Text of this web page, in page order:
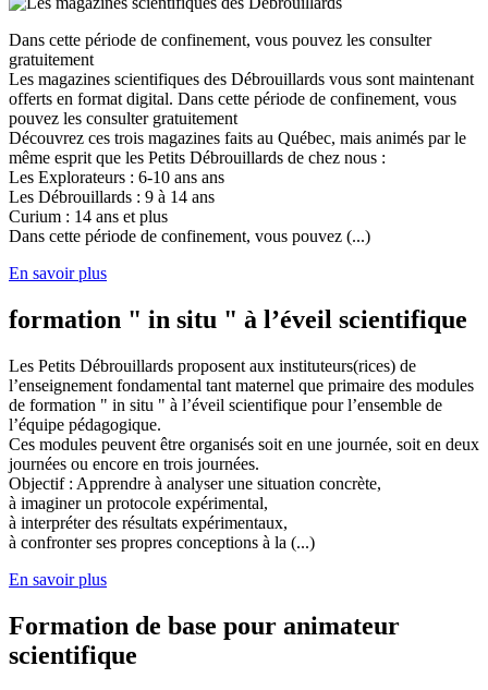
Dans cette période de confinement, vous pouvez les consulter
gratuitement
Les magazines scientifiques des Débrouillards vous sont maintenant
offerts en format digital. Dans cette période de confinement, vous
pouvez les consulter gratuitement
Découvrez ces trois magazines faits au Québec, mais animés par le
même esprit que les Petits Débrouillards de chez nous :
Les Explorateurs : 6-10 ans ans
Les Débrouillards : 9 à 14 ans
Curium : 14 ans et plus
Dans cette période de confinement, vous pouvez (...)
En savoir plus
formation " in situ " à l’éveil scientifique
Les Petits Débrouillards proposent aux instituteurs(rices) de
l’enseignement fondamental tant maternel que primaire des modules
de formation " in situ " à l’éveil scientifique pour l’ensemble de
l’équipe pédagogique.
Ces modules peuvent être organisés soit en une journée, soit en deux
journées ou encore en trois journées.
Objectif : Apprendre à analyser une situation concrète,
à imaginer un protocole expérimental,
à interpréter des résultats expérimentaux,
à confronter ses propres conceptions à la (...)
En savoir plus
Formation de base pour animateur
scientifique